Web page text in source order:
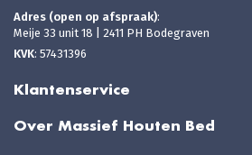
Adres (open op afspraak):
Meije 33 unit 18 | 2411 PH Bodegraven
KVK: 57431396
Klantenservice
Over Massief Houten Bed